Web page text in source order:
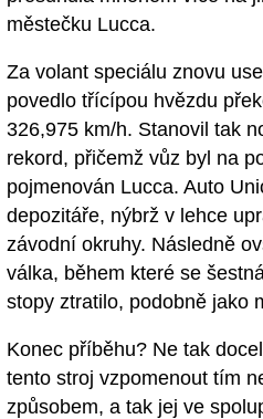
městečku Lucca.
Za volant speciálu znovu
povedlo třícípou hvězdu
326,975 km/h. Stanovil tak
rekord, přičemž vůz byl na
pojmenován Lucca. Auto
depozitáře, nýbrž v lehce
závodní okruhy. Následně
válka, během které se
stopy ztratilo, podobně jako
Konec příběhu? Ne tak
tento stroj vzpomenout tím
způsobem, a tak jej ve